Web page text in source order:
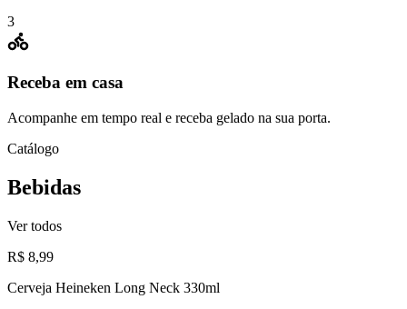
3
Receba em casa
Acompanhe em tempo real e receba gelado na sua porta.
Catálogo
Bebidas
Ver todos
R$ 8,99
Cerveja Heineken Long Neck 330ml